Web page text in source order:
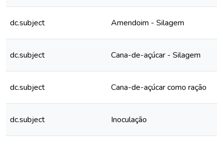
dc.subject Amendoim - Silagem
dc.subject Cana-de-açúcar - Silagem
dc.subject Cana-de-açúcar como ração
dc.subject Inoculação